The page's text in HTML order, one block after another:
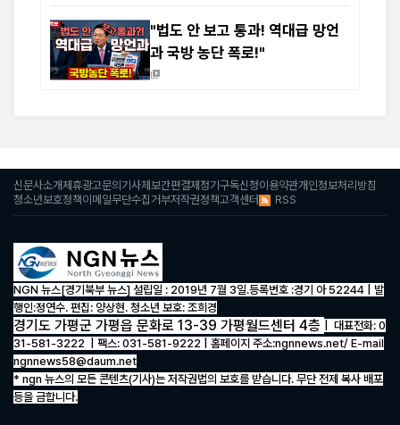
"법도 안 보고 통과! 역대급 망언
과 국방 농단 폭로!"
신문사소개제휴광고문의기사제보간편결제정기구독신청이용약관개인정보처리방침
청소년보호정책이메일무단수집거부저작권정책고객센터 RSS
NGN 뉴스[경기북부 뉴스] 설립일 : 2019년 7월 3일.등록번호 :경기 아 52244 | 발
행인:정연수. 편집: 양상현. 청소년 보호: 조희경
경기도 가평군 가평읍 문화로 13-39 가평월드센터 4층
| 대표전화: 0
31-581-3222 | 팩스: 031-581-9222 | 홈페이지 주소:ngnnews.net/ E-mail
ngnnews58@daum.net
* ngn 뉴스의 모든 콘텐츠(기사)는 저작권법의 보호를 받습니다. 무단 전제 복사 배포
등을 금합니다.